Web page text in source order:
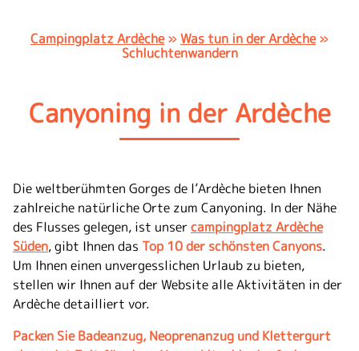
Campingplatz Ardèche» Was tun in der Ardèche»
Schluchtenwandern
Canyoning in der Ardèche
Die weltberühmten Gorges de l’Ardèche bieten Ihnen
zahlreiche natürliche Orte zum Canyoning. In der Nähe
des Flusses gelegen, ist unsercampingplatz Ardèche
Süden, gibt Ihnen das Top 10 der schönsten Canyons.
Um Ihnen einen unvergesslichen Urlaub zu bieten,
stellen wir Ihnen auf der Website alle Aktivitäten in der
Ardèche detailliert vor.
Packen Sie Badeanzug, Neoprenanzug und Klettergurt